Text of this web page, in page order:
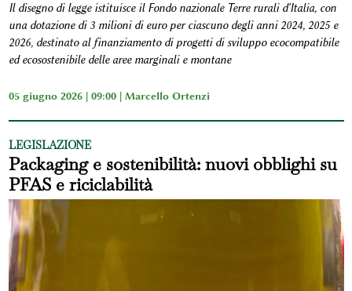
Il disegno di legge istituisce il Fondo nazionale Terre rurali d'Italia, con
una dotazione di 3 milioni di euro per ciascuno degli anni 2024, 2025 e
2026, destinato al finanziamento di progetti di sviluppo ecocompatibile
ed ecosostenibile delle aree marginali e montane
05 giugno 2026 | 09:00 | Marcello Ortenzi
LEGISLAZIONE
Packaging e sostenibilità: nuovi obblighi su
PFAS e riciclabilità